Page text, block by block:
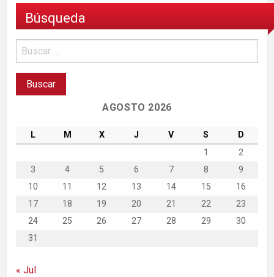
Búsqueda
AGOSTO 2026
L M X J V S
D
1
2
3
4 5 6 7 8
9
10
11 12 13 14 15
16
17
18 19 20 21 22
23
24
25 26 27 28 29
30
31
« Jul